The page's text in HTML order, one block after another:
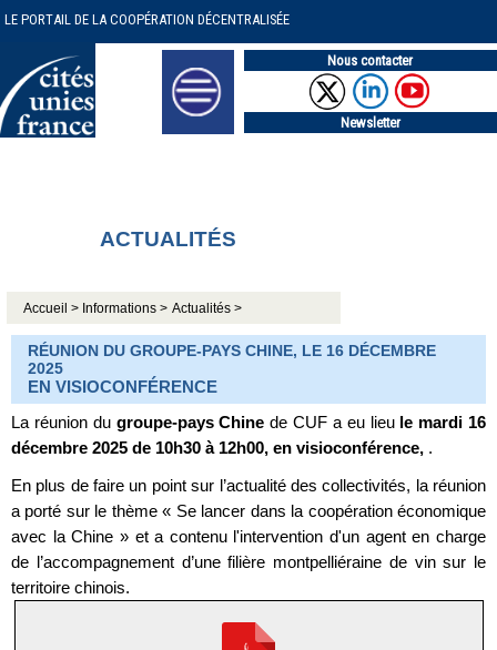
LE PORTAIL DE LA COOPÉRATION DÉCENTRALISÉE
Nous contacter
Newsletter
ACTUALITÉS
Accueil > Informations > Actualités >
RÉUNION DU GROUPE-PAYS CHINE, LE 16 DÉCEMBRE
2025
EN VISIOCONFÉRENCE
La réunion du groupe-pays Chine de CUF a eu lieu le mardi 16
décembre 2025 de 10h30 à 12h00, en visioconférence, .
En plus de faire un point sur l’actualité des collectivités, la réunion
a porté sur le thème « Se lancer dans la coopération économique
avec la Chine » et a contenu l'intervention d'un agent en charge
de l’accompagnement d’une filière montpelliéraine de vin sur le
territoire chinois.